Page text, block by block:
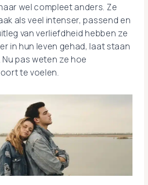
wel compleet anders. Ze
als veel intenser, passend en
van verliefdheid hebben ze
in hun leven gehad, laat staan
pas weten ze hoe
te voelen.